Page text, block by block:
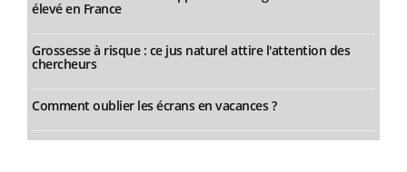
élevé en France
Grossesse à risque : ce jus naturel attire l'attention des
chercheurs
Comment oublier les écrans en vacances ?